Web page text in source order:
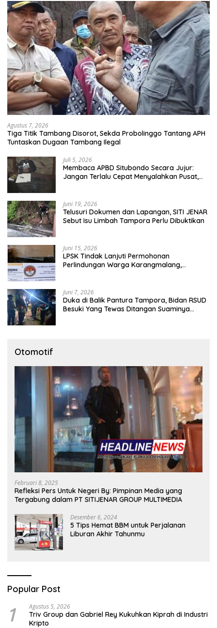
Agustus 7, 2026
Tiga Titik Tambang Disorot, Sekda Probolinggo Tantang APH
Tuntaskan Dugaan Tambang Ilegal
Juli 5, 2026
Membaca APBD Situbondo Secara Jujur:
Jangan Terlalu Cepat Menyalahkan Pusat,
Juni 19, 2026
Telusuri Dokumen dan Lapangan, SITI JENAR
Sebut Isu Limbah Tampora Perlu Dibuktikan
Juni 15, 2026
LPSK Tindak Lanjuti Permohonan
Perlindungan Warga Karangmalang,
Juni 7, 2026
Duka di Balik Pantura Tampora, Bidan RSUD
Besuki Yang Tewas Ditangan Suaminya
Otomotif
Februari 8, 2025
Refleksi Pers Untuk Negeri By: Pimpinan Media yang
Tergabung dalam PT SITIJENAR GROUP MULTIMEDIA
Desember 6, 2024
5 Tips Hemat BBM untuk Perjalanan
Liburan Akhir Tahunmu
Popular Post
1 Agustus 5, 2026
Triv Group dan Gabriel Rey Kukuhkan Kiprah di Industri
Kripto